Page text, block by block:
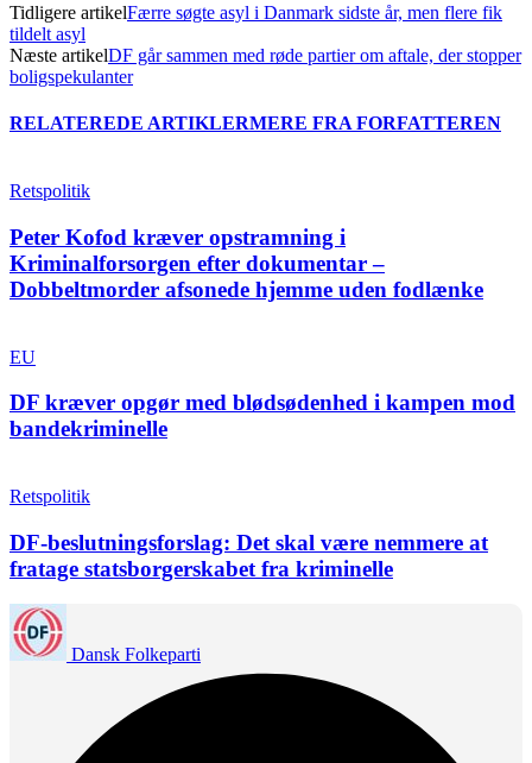
Tidligere artikelFærre søgte asyl i Danmark sidste år, men flere fik
tildelt asyl
Næste artikelDF går sammen med røde partier om aftale, der stopper
boligspekulanter
RELATEREDE ARTIKLERMERE FRA FORFATTEREN
Retspolitik
Peter Kofod kræver opstramning i
Kriminalforsorgen efter dokumentar –
Dobbeltmorder afsonede hjemme uden fodlænke
EU
DF kræver opgør med blødsødenhed i kampen mod
bandekriminelle
Retspolitik
DF-beslutningsforslag: Det skal være nemmere at
fratage statsborgerskabet fra kriminelle
Dansk Folkeparti